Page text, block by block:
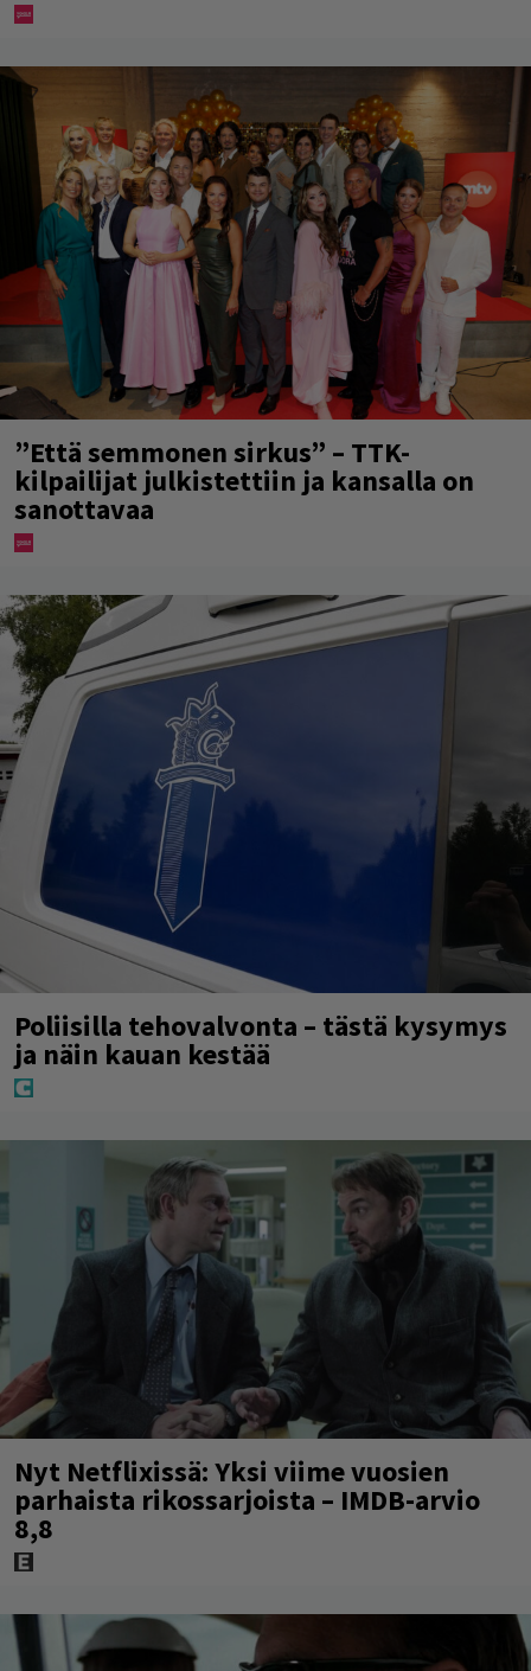
”Että semmonen sirkus” – TTK-
kilpailijat julkistettiin ja kansalla on
sanottavaa
Poliisilla tehovalvonta – tästä kysymys
ja näin kauan kestää
Nyt Netflixissä: Yksi viime vuosien
parhaista rikossarjoista – IMDB-arvio
8,8